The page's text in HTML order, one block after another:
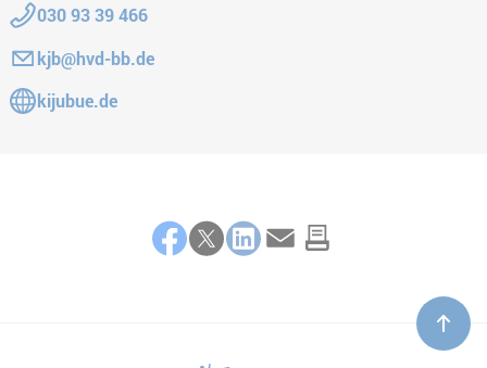
Telefon:
030 93 39 466
E-Mail:kjb@hvd-bb.de
Gehe zur Website:
kijubue.de